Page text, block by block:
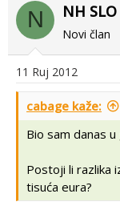
N NH SLO
Novi član
11 Ruj 2012
cabage kaže:
Bio sam danas
Postoji li razlika
tisuća eura?